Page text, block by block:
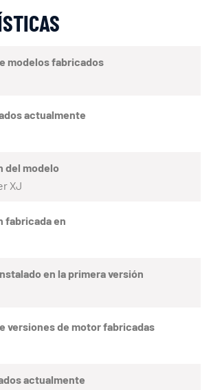
modelos fabricados
actualmente
del modelo
XJ
fabricada en
en la primera versión
versiones de motor fabricadas
actualmente